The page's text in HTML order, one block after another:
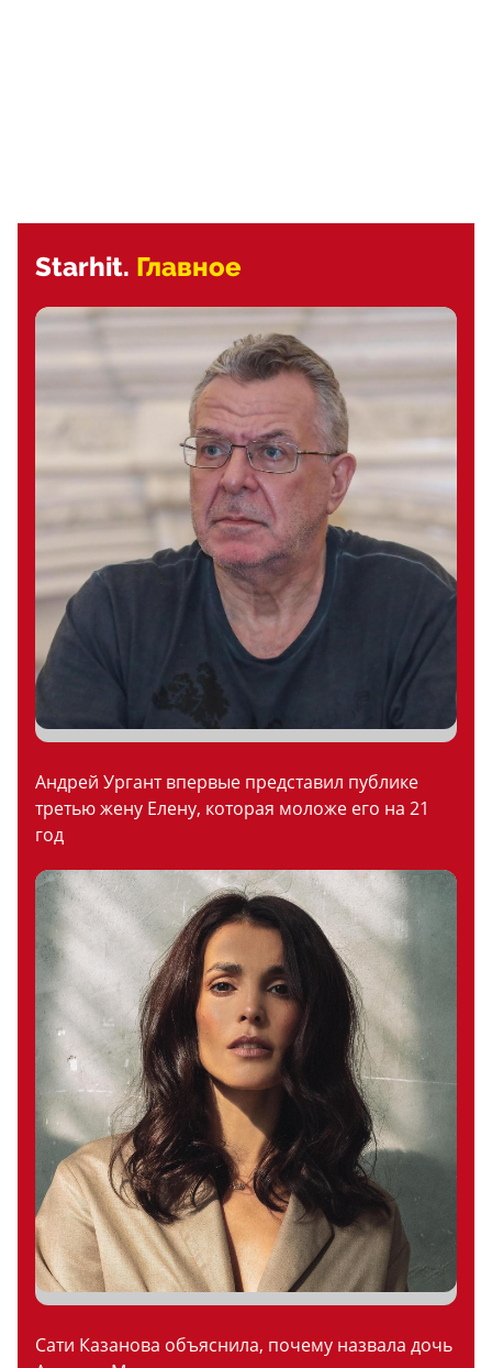
Starhit. Главное
Андрей Ургант впервые представил публике
третью жену Елену, которая моложе его на 21
год
Сати Казанова объяснила, почему назвала дочь